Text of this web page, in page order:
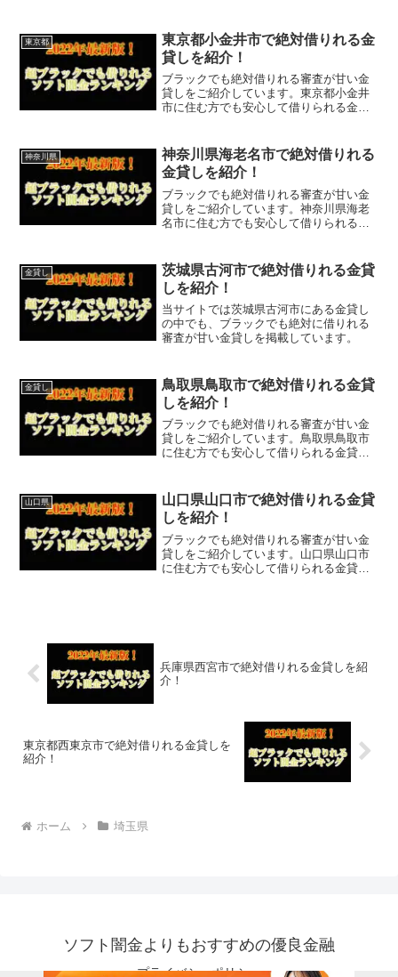
東京都
東京都小金井市で絶対借りれる金
貸しを紹介！
ブラックでも絶対借りれる審査が甘い金
貸しをご紹介しています。東京都小金井
市に住む方でも安心して借りられる金貸
はなく、国または東京都小金井市で貸金
業登録をしている正規の金...
神奈川県
神奈川県海老名市で絶対借りれる
金貸しを紹介！
ブラックでも絶対借りれる審査が甘い金
貸しをご紹介しています。神奈川県海老
名市に住む方でも安心して借りられる金
ではなく、国または神奈川県海老名市で
貸金業登録をしている正規...
金貸し
茨城県古河市で絶対借りれる金貸
しを紹介！
当サイトでは茨城県古河市にある金貸し
の中でも、ブラックでも絶対に借りれる
審査が甘い金貸しを掲載しています。
金貸し
鳥取県鳥取市で絶対借りれる金貸
しを紹介！
ブラックでも絶対借りれる審査が甘い金
貸しをご紹介しています。鳥取県鳥取市
に住む方でも安心して借りられる金貸し
はなく、国または鳥取県鳥取市で貸金業
登録をしている正規の金貸し...
山口県
山口県山口市で絶対借りれる金貸
しを紹介！
ブラックでも絶対借りれる審査が甘い金
貸しをご紹介しています。山口県山口市
に住む方でも安心して借りられる金貸し
兵庫県西宮市で絶対借りれる金貸しを紹
介！
東京都西東京市で絶対借りれる金貸しを
紹介！
ホーム 埼玉県
ソフト闇金よりもおすすめの優良金融
プライバシーポリシー